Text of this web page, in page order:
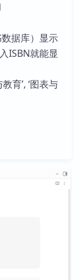
据库）显示
ISBN就能显
育’, ‘图表与